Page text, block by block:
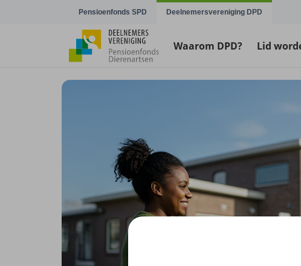
Navigatie overslaanPensioenfonds SPD Deelnemersvereniging DPD
Waarom DPD? Lid